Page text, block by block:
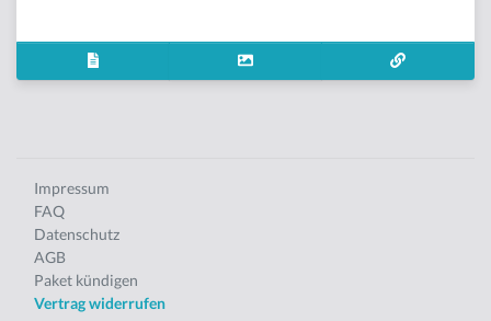
Impressum
FAQ
Datenschutz
AGB
Paket kündigen
Vertrag widerrufen